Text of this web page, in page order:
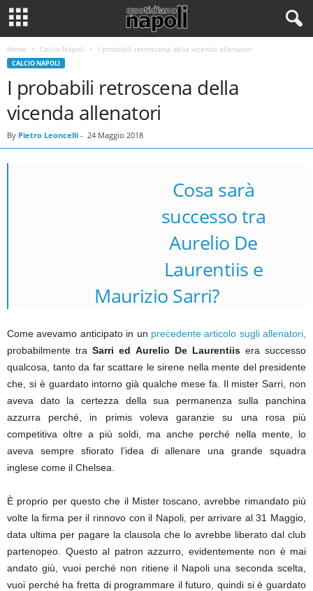
Home Calcio Napoli I probabili retroscena della vicenda allenatori
CALCIO NAPOLI
I probabili retroscena della
vicenda allenatori
By Pietro Leoncelli - 24 Maggio 2018
Cosa sarà
successo tra
Aurelio De
Laurentiis e
Maurizio Sarri?
Come avevamo anticipato in un precedente articolo sugli allenatori,
probabilmente traSarri ed Aurelio De Laurentiisera successo
qualcosa, tanto da far scattare le sirene nella mente del presidente
che, si è guardato intorno già qualche mese fa. Il mister Sarri, non
aveva dato la certezza della sua permanenza sulla panchina
azzurra perché, in primis voleva garanzie su una rosa più
competitiva oltre a più soldi, ma anche perché nella mente, lo
aveva sempre sfiorato l’idea di allenare una grande squadra
inglese come il Chelsea.
È proprio per questo che il Mister toscano, avrebbe rimandato più
volte la firma per il rinnovo con il Napoli, per arrivare al 31 Maggio,
data ultima per pagare la clausola che lo avrebbe liberato dal club
partenopeo. Questo al patron azzurro, evidentemente non è mai
andato giù, vuoi perché non ritiene il Napoli una seconda scelta,
vuoi perché ha fretta di programmare il futuro, quindi si è guardato